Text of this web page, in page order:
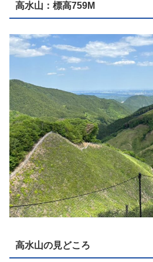
高水山：標高759M
高水山の見どころ